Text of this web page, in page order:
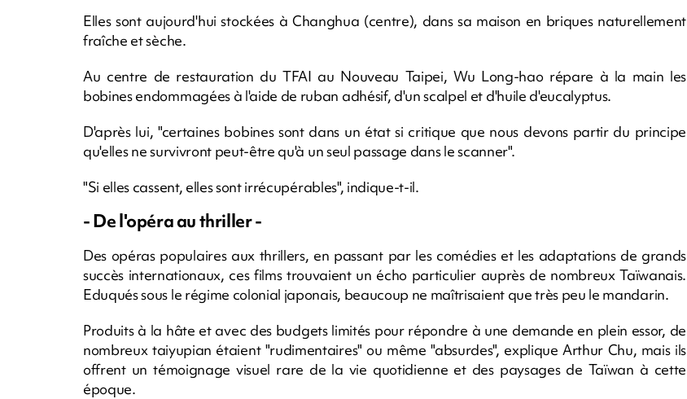
Elles sont aujourd'hui stockées à Changhua (centre), dans sa maison en briques naturellement
fraîche et sèche.
Au centre de restauration du TFAI au Nouveau Taipei, Wu Long-hao répare à la main les
bobines endommagées à l'aide de ruban adhésif, d'un scalpel et d'huile d'eucalyptus.
D'après lui, "certaines bobines sont dans un état si critique que nous devons partir du principe
qu'elles ne survivront peut-être qu'à un seul passage dans le scanner".
"Si elles cassent, elles sont irrécupérables", indique-t-il.
- De l'opéra au thriller -
Des opéras populaires aux thrillers, en passant par les comédies et les adaptations de grands
succès internationaux, ces films trouvaient un écho particulier auprès de nombreux Taïwanais.
Eduqués sous le régime colonial japonais, beaucoup ne maîtrisaient que très peu le mandarin.
Produits à la hâte et avec des budgets limités pour répondre à une demande en plein essor, de
nombreux taiyupian étaient "rudimentaires" ou même "absurdes", explique Arthur Chu, mais ils
offrent un témoignage visuel rare de la vie quotidienne et des paysages de Taïwan à cette
époque.